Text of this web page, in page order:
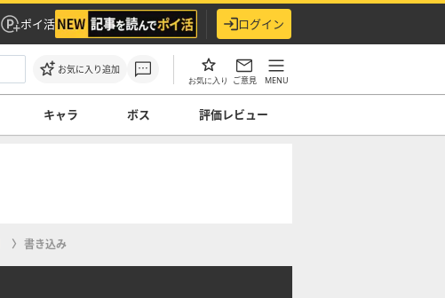
ポイ活 ログイン
お気に入り追加
お気に入り ご意見 MENU
キャラ ボス 評価レビュー
書き込み